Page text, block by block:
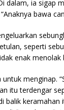
dalam, ia sigap
bawa
seperti
enak menolak
menginap.
itu terdengar
balik keramahan